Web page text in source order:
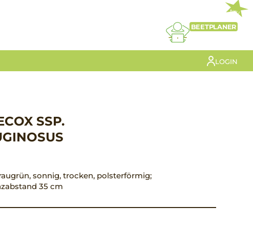
NEU
BEETPLANER
LOGIN
SSP.
sonnig, trocken, polsterförmig;
35 cm